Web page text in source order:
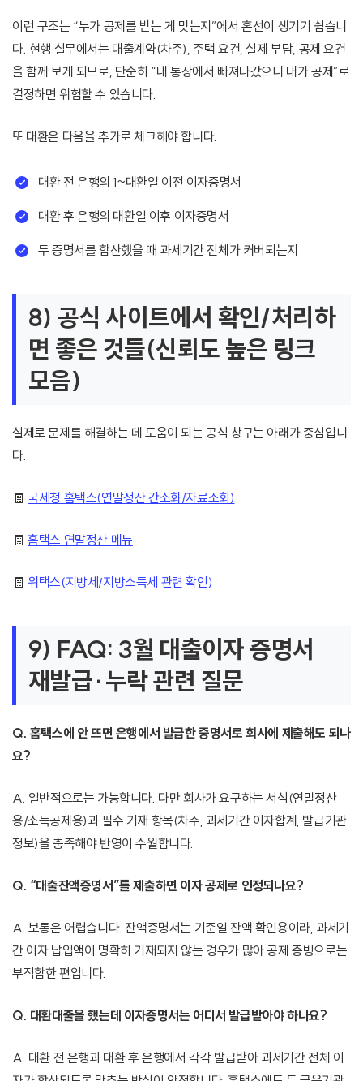
이런 구조는 “누가 공제를 받는 게 맞는지”에서 혼선이 생기기 쉽습니
다. 현행 실무에서는 대출계약(차주), 주택 요건, 실제 부담, 공제 요건
을 함께 보게 되므로, 단순히 “내 통장에서 빠져나갔으니 내가 공제”로
결정하면 위험할 수 있습니다.
또 대환은 다음을 추가로 체크해야 합니다.
대환 전 은행의 1~대환일 이전 이자증명서
대환 후 은행의 대환일 이후 이자증명서
두 증명서를 합산했을 때 과세기간 전체가 커버되는지
8) 공식 사이트에서 확인/처리하
면 좋은 것들(신뢰도 높은 링크
모음)
실제로 문제를 해결하는 데 도움이 되는 공식 창구는 아래가 중심입니
다.
🧾국세청 홈택스(연말정산 간소화/자료조회)
🧾홈택스 연말정산 메뉴
🧾 위택스(지방세/지방소득세 관련 확인)
9) FAQ: 3월 대출이자 증명서
재발급·누락 관련 질문
Q. 홈택스에 안 뜨면 은행에서 발급한 증명서로 회사에 제출해도 되나
요?
A. 일반적으로는 가능합니다. 다만 회사가 요구하는 서식(연말정산
용/소득공제용)과 필수 기재 항목(차주, 과세기간 이자합계, 발급기관
정보)을 충족해야 반영이 수월합니다.
Q. “대출잔액증명서”를 제출하면 이자 공제로 인정되나요?
A. 보통은 어렵습니다. 잔액증명서는 기준일 잔액 확인용이라, 과세기
간 이자 납입액이 명확히 기재되지 않는 경우가 많아 공제 증빙으로는
부적합한 편입니다.
Q. 대환대출을 했는데 이자증명서는 어디서 발급받아야 하나요?
A. 대환 전 은행과 대환 후 은행에서 각각 발급받아 과세기간 전체 이